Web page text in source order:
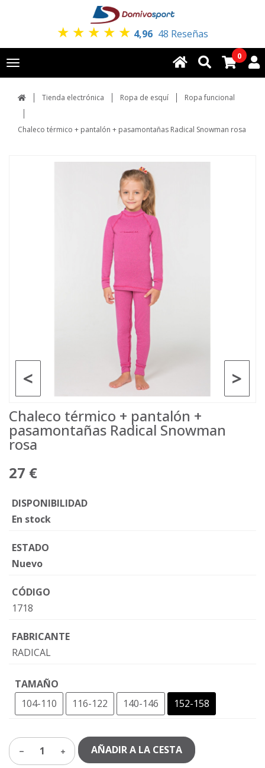
★ ★ ★ ★ ★ 4,96 48 Reseñas
Toggle
navigation
0
Tienda electrónica Ropa de esquí Ropa funcional
Chaleco térmico + pantalón + pasamontañas Radical Snowman rosa
>
<
Chaleco térmico + pantalón +
pasamontañas Radical Snowman
rosa
27 €
DISPONIBILIDAD
En stock
ESTADO
Nuevo
CÓDIGO
1718
FABRICANTE
RADICAL
TAMAÑO
104-110
116-122 140-146 152-158
1 AÑADIR A LA CESTA